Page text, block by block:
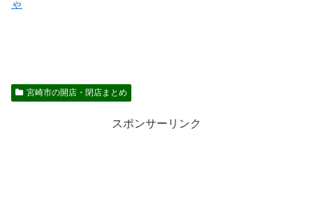
ゃ
宮崎市の開店・閉店まとめ
スポンサーリンク